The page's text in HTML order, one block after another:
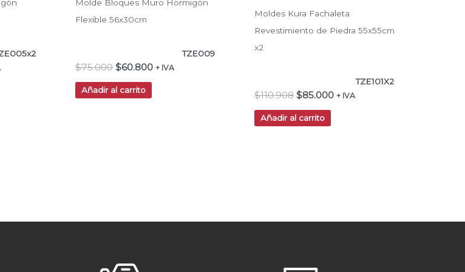
Molde Bloques Muro Hormigón
Flexible 56x30cm
TZE009
$75.000 $60.800 + IVA
Añadir al carrito
Moldes Kura Fachaleta
Revestimiento de Piedra 55x55cm
x2
TZE101X2
$110.908 $85.000 + IVA
Añadir al carrito